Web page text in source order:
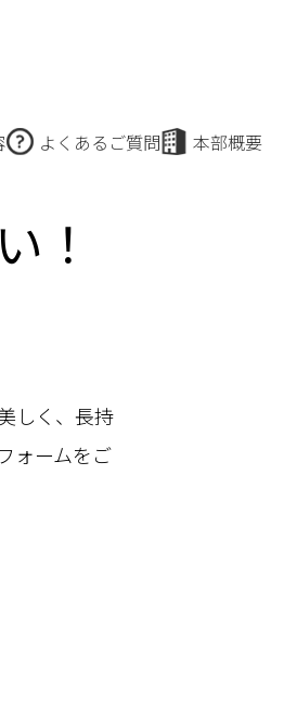
よくあるご質問 本部概要
！
しく、長持
ォームをご